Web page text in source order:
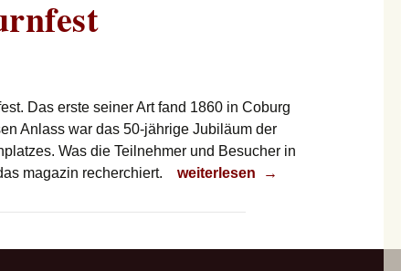
Das erste seiner Art fand 1860 in Coburg
Anlass war das 50-jährige Jubiläum der
Was die Teilnehmer und Besucher in
magazin recherchiert.
Es ist wieder Turnfest
weiterlesen →